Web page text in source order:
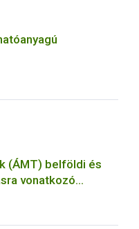
(ÁMT) belföldi és
vonatkozó